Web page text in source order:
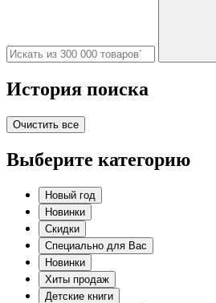
История поиска
Очистить все
Выберите категорию
Новый год
Новинки
Скидки
Специально для Вас
Новинки
Хиты продаж
Детские книги